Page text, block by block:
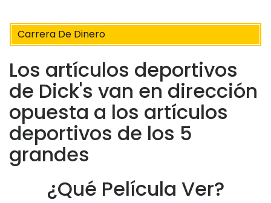
Carrera De Dinero
Los artículos deportivos
de Dick's van en dirección
opuesta a los artículos
deportivos de los 5
grandes
¿Qué Película Ver?